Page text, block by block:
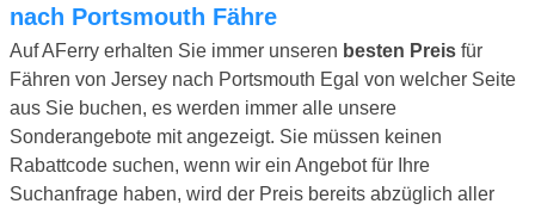
nach Portsmouth Fähre
Auf AFerry erhalten Sie immer unseren besten Preis für
Fähren von Jersey nach Portsmouth Egal von welcher Seite
aus Sie buchen, es werden immer alle unsere
Sonderangebote mit angezeigt. Sie müssen keinen
Rabattcode suchen, wenn wir ein Angebot für Ihre
Suchanfrage haben, wird der Preis bereits abzüglich aller